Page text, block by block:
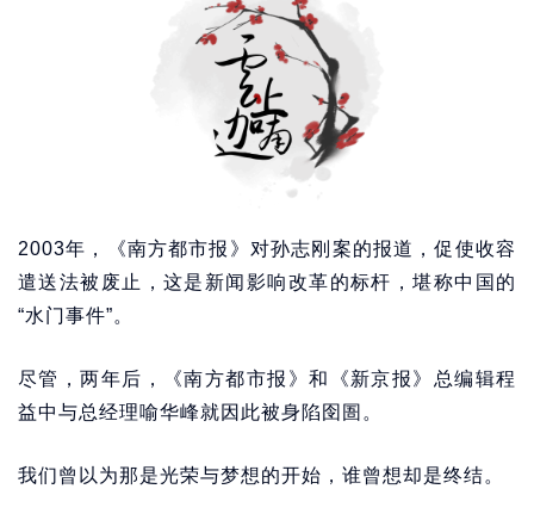
2003年，《南方都市报》对孙志刚案的报道，促使收容
遣送法被废止，这是新闻影响改革的标杆，堪称中国的
“水门事件”。
尽管，两年后，《南方都市报》和《新京报》总编辑程
益中与总经理喻华峰就因此被身陷囹圄。
我们曾以为那是光荣与梦想的开始，谁曾想却是终结。